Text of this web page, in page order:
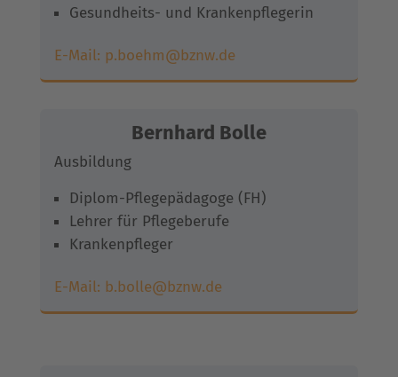
Gesundheits- und Krankenpflegerin
E-Mail: p.boehm@bznw.de
Bernhard Bolle
Ausbildung
Diplom-Pflegepädagoge (FH)
Lehrer für Pflegeberufe
Krankenpfleger
E-Mail: b.bolle@bznw.de